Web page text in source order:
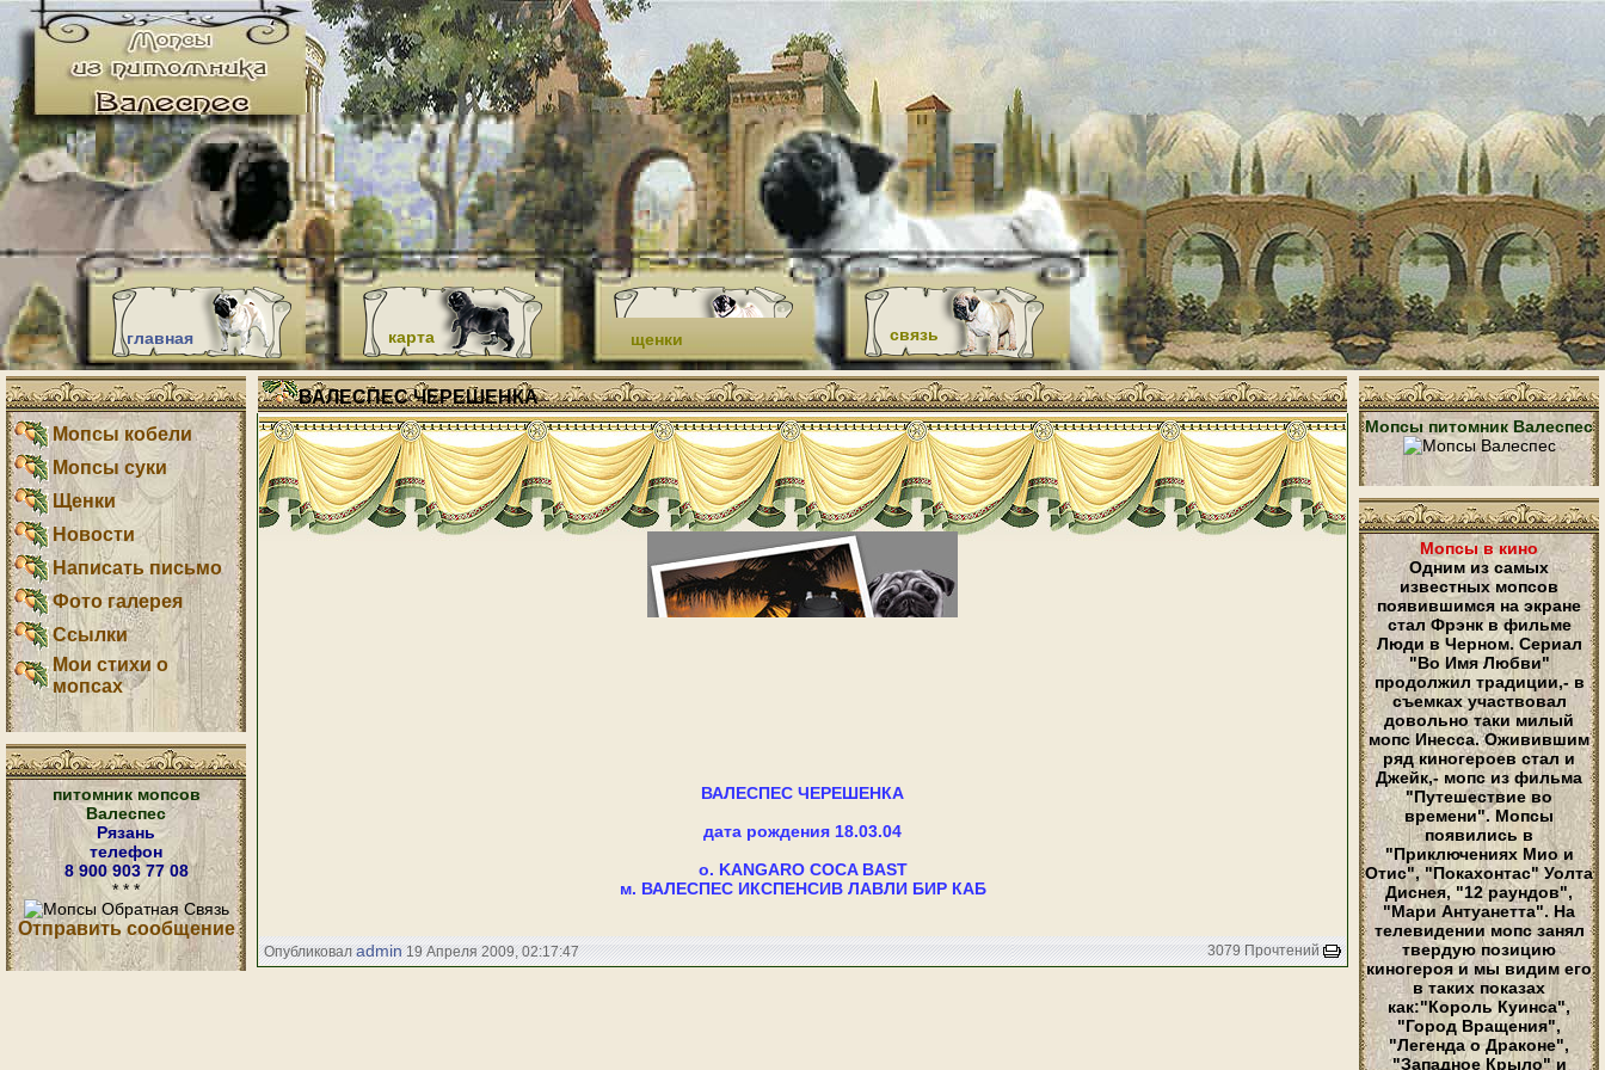
главная карта щенки связь
Мопсы кобели
Мопсы суки
Щенки
Новости
Написать письмо
Фото галерея
Ссылки
Мои стихи о
мопсах
питомник мопсов
Валеспес
Рязань
телефон
8 900 903 77 08
* * *
Отправить сообщение
ВАЛЕСПЕС ЧЕРЕШЕНКА
ВАЛЕСПЕС ЧЕРЕШЕНКА
дата рождения 18.03.04
о. KANGARO COCA BAST
м. ВАЛЕСПЕС ИКСПЕНСИВ ЛАВЛИ БИР КАБ
Опубликовалadmin19 Апреля 2009, 02:17:47 3079 Прочтений
Мопсы питомник Валеспес
Мопсы в кино
Одним из самых
известных мопсов
появившимся на экране
стал Фрэнк в фильме
Люди в Черном. Сериал
"Во Имя Любви"
продолжил традиции,- в
съемках участвовал
довольно таки милый
мопс Инесса. Оживившим
ряд киногероев стал и
Джейк,- мопс из фильма
"Путешествие во
времени". Мопсы
появились в
"Приключениях Мио и
Отис", "Покахонтас" Уолта
Диснея, "12 раундов",
"Мари Антуанетта". На
телевидении мопс занял
твердую позицию
киногероя и мы видим его
в таких показах
как:"Король Куинса",
"Город Вращения",
"Легенда о Драконе",
"Западное Крыло" и